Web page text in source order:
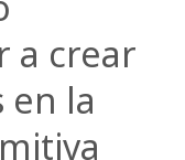
a crear
en la